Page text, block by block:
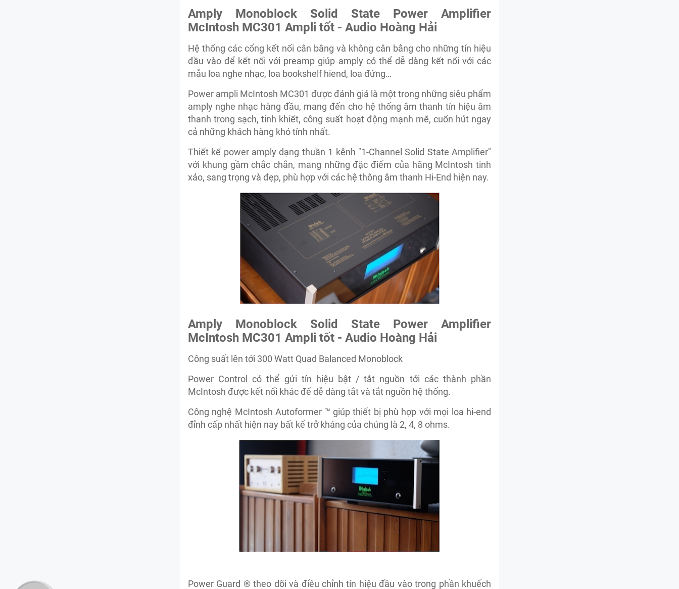
Amply Monoblock Solid State Power Amplifier
McIntosh MC301 Ampli tốt - Audio Hoàng Hải
Hệ thống các cổng kết nối cân bằng và không cân bằng cho những tín hiệu
đầu vào để kết nối với preamp giúp amply có thể dễ dàng kết nối với các
mẫu loa nghe nhạc, loa bookshelf hiend, loa đứng…
Power ampli McIntosh MC301 được đánh giá là một trong những siêu phẩm
amply nghe nhạc hàng đầu, mang đến cho hệ thống âm thanh tín hiệu âm
thanh trong sạch, tinh khiết, công suất hoạt động mạnh mẽ, cuốn hút ngay
cả những khách hàng khó tính nhất.
Thiết kế power amply dạng thuần 1 kênh "1-Channel Solid State Amplifier"
với khung gầm chắc chắn, mang những đặc điểm của hãng McIntosh tinh
xảo, sang trọng và đẹp, phù hợp với các hệ thông âm thanh Hi-End hiện nay.
Amply Monoblock Solid State Power Amplifier
McIntosh MC301 Ampli tốt - Audio Hoàng Hải
Công suất lên tới 300 Watt Quad Balanced Monoblock
Power Control có thể gửi tín hiệu bật / tắt nguồn tới các thành phần
McIntosh được kết nối khác để dễ dàng tắt và tắt nguồn hệ thống.
Công nghệ McIntosh Autoformer ™ giúp thiết bị phù hợp với mọi loa hi-end
đỉnh cấp nhất hiện nay bất kể trở kháng của chúng là 2, 4, 8 ohms.
Power Guard ® theo dõi và điều chỉnh tín hiệu đầu vào trong phần khuếch